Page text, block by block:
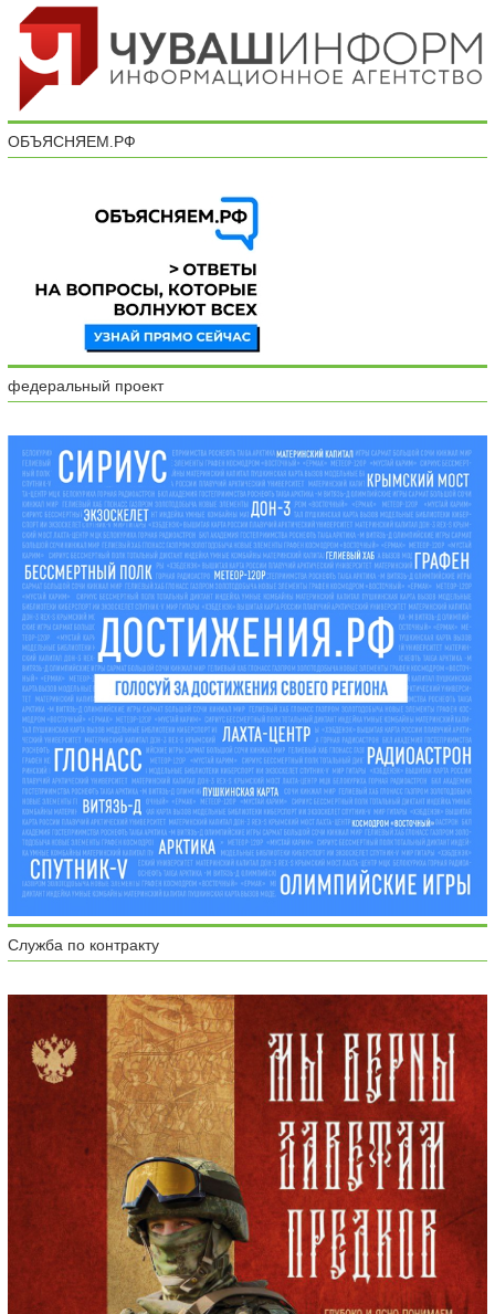
ОБЪЯСНЯЕМ.РФ
федеральный проект
Служба по контракту